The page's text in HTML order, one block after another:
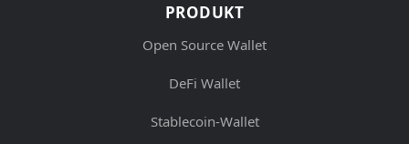
PRODUKT
Open Source Wallet
DeFi Wallet
Stablecoin-Wallet